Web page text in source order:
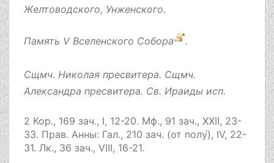
Желтоводского, Унженского.
Память V Вселенского Собора .
Сщмч. Николая пресвитера. Сщмч.
Александра пресвитера. Св. Ираиды исп.
2 Кор., 169 зач., I, 12-20. Мф., 91 зач., XXII, 23-
33. Прав. Анны: Гал., 210 зач. (от полу́), IV, 22-
31. Лк., 36 зач., VIII, 16-21.